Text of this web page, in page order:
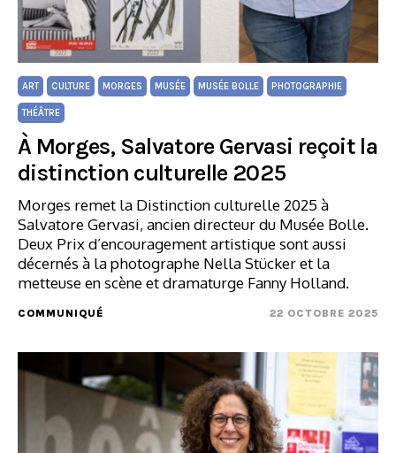
ART CULTURE MORGES MUSÉE MUSÉE BOLLE PHOTOGRAPHIE
THÉÂTRE
À Morges, Salvatore Gervasi reçoit la
distinction culturelle 2025
Morges remet la Distinction culturelle 2025 à
Salvatore Gervasi, ancien directeur du Musée Bolle.
Deux Prix d’encouragement artistique sont aussi
décernés à la photographe Nella Stücker et la
metteuse en scène et dramaturge Fanny Holland.
COMMUNIQUÉ 22 OCTOBRE 2025